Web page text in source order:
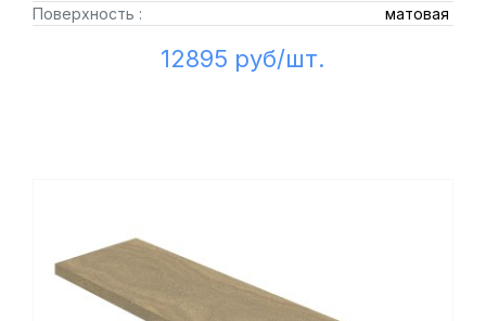
Поверхность :
матовая
12895 руб/шт.